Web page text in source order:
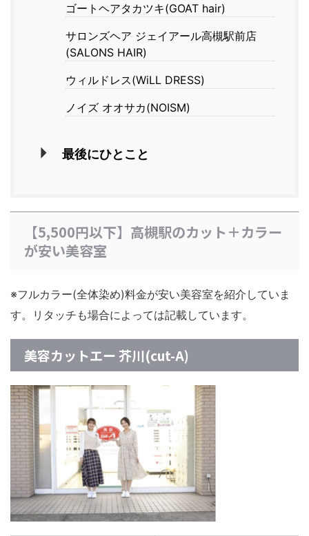
ゴートヘアタカツキ(GOAT hair)
サロンズヘア ジェイアール高槻駅前店
(SALONS HAIR)
ウィルドレス(WiLL DRESS)
ノイズ オオサカ(NOISM)
最後にひとこと
【5,500円以下】高槻駅のカット＋カラー
が安い美容室
※フルカラー(全体染め)料金が安い美容室を紹介していま
す。リタッチも場合によっては記載しています。
美容カットエー 芥川(cut-A)